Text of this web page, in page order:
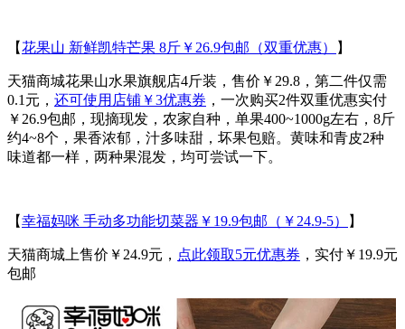
【花果山 新鲜凯特芒果 8斤￥26.9包邮（双重优惠） 】
天猫商城花果山水果旗舰店4斤装，售价￥29.8，第二件仅需
0.1元， 还可使用店铺￥3优惠券 ，一次购买2件双重优惠实付
￥26.9包邮，现摘现发，农家自种，单果400~1000g左右，8斤
约4~8个，果香浓郁，汁多味甜，坏果包赔。黄味和青皮2种
味道都一样，两种果混发，均可尝试一下。
【幸福妈咪 手动多功能切菜器￥19.9包邮（￥24.9-5） 】
天猫商城上售价￥24.9元， 点此领取5元优惠券 ，实付￥19.9元
包邮